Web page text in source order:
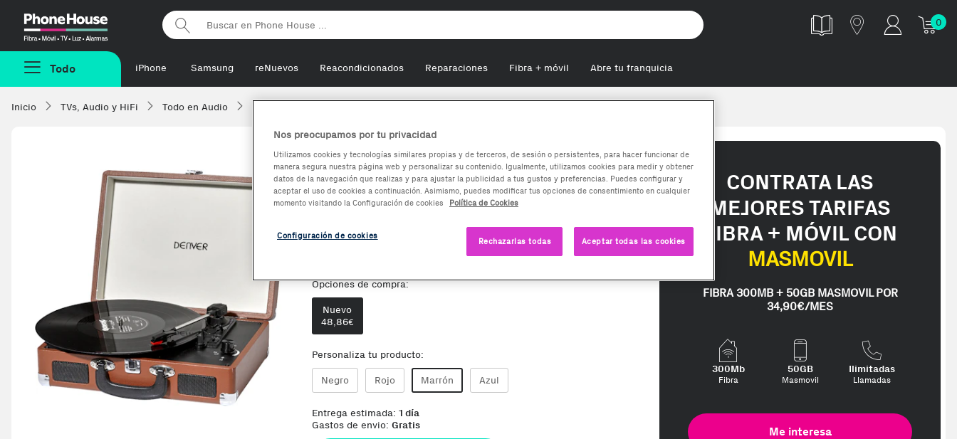
Phonehouse
0
Todo iPhone Samsung reNuevos Reacondicionados Reparaciones Fibra + móvil Abre tu franquicia
Inicio TVs, Audio y HiFi Todo en Audio
Denver VPL-120
-5,66%
48,86
Te damos la oportunidad de elegir lo que más te interese, con los mejores precios. Gracias a nuestros
Opciones de compra:
Nuevo
48,86€
Personaliza tu producto:
Negro Rojo Marrón Azul
Entrega estimada: 1 día
Gastos de envio: Gratis
CONTRATA LAS
MEJORES TARIFAS
FIBRA + MÓVIL CON
MASMOVIL
FIBRA 300MB + 50GB MASMOVIL POR
34,90€/MES
300Mb
Fibra
50GB
Masmovil
Ilimitadas
Llamadas
Me interesa
Nos preocupamos por tu privacidad
Utilizamos cookies y tecnologías similares propias y de terceros, de sesión o persistentes, para hacer funcionar de
manera segura nuestra página web y personalizar su contenido. Igualmente, utilizamos cookies para medir y obtener
datos de la navegación que realizas y para ajustar la publicidad a tus gustos y preferencias. Puedes configurar y
aceptar el uso de cookies a continuación. Asimismo, puedes modificar tus opciones de consentimiento en cualquier
momento visitando la Configuración de cookies
Política de Cookies
Rechazarlas todas Aceptar todas las cookies
Configuración de cookies